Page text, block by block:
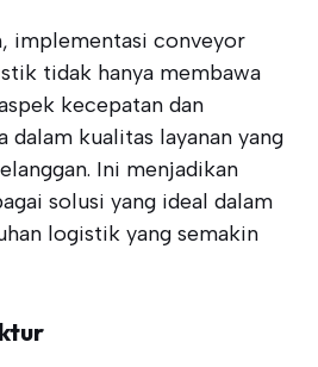
implementasi conveyor
tidak hanya membawa
kecepatan dan
dalam kualitas layanan yang
Ini menjadikan
solusi yang ideal dalam
logistik yang semakin